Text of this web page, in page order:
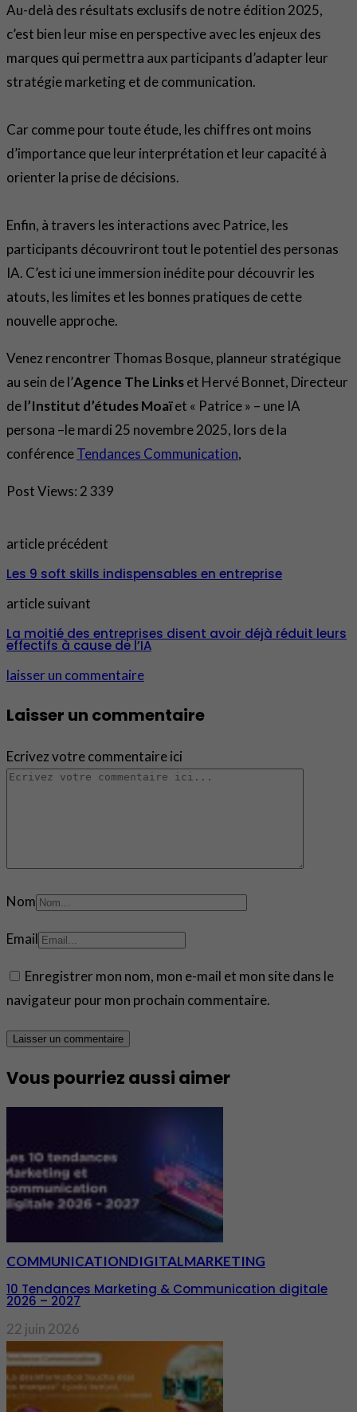
Au-delà des résultats exclusifs de notre édition 2025,
c’est bien leur mise en perspective avec les enjeux des
marques qui permettra aux participants d’adapter leur
stratégie marketing et de communication.
Car comme pour toute étude, les chiffres ont moins
d’importance que leur interprétation et leur capacité à
orienter la prise de décisions.
Enfin, à travers les interactions avec Patrice, les
participants découvriront tout le potentiel des personas
IA. C’est ici une immersion inédite pour découvrir les
atouts, les limites et les bonnes pratiques de cette
nouvelle approche.
Venez rencontrer Thomas Bosque, planneur stratégique
au sein de l’Agence The Linkset Hervé Bonnet, Directeur
del’Institut d’études Moaïet « Patrice » – une IA
persona –le mardi 25 novembre 2025, lors de la
conférenceTendances Communication,
Post Views: 2 339
article précédent
Les 9 soft skills indispensables en entreprise
article suivant
La moitié des entreprises disent avoir déjà réduit leurs
effectifs à cause de l’IA
laisser un commentaire
Laisser un commentaire
Ecrivez votre commentaire ici
Nom
Email
Enregistrer mon nom, mon e-mail et mon site dans le
navigateur pour mon prochain commentaire.
Vous pourriez aussi aimer
COMMUNICATIONDIGITALMARKETING
10 Tendances Marketing & Communication digitale
2026 – 2027
22 juin 2026